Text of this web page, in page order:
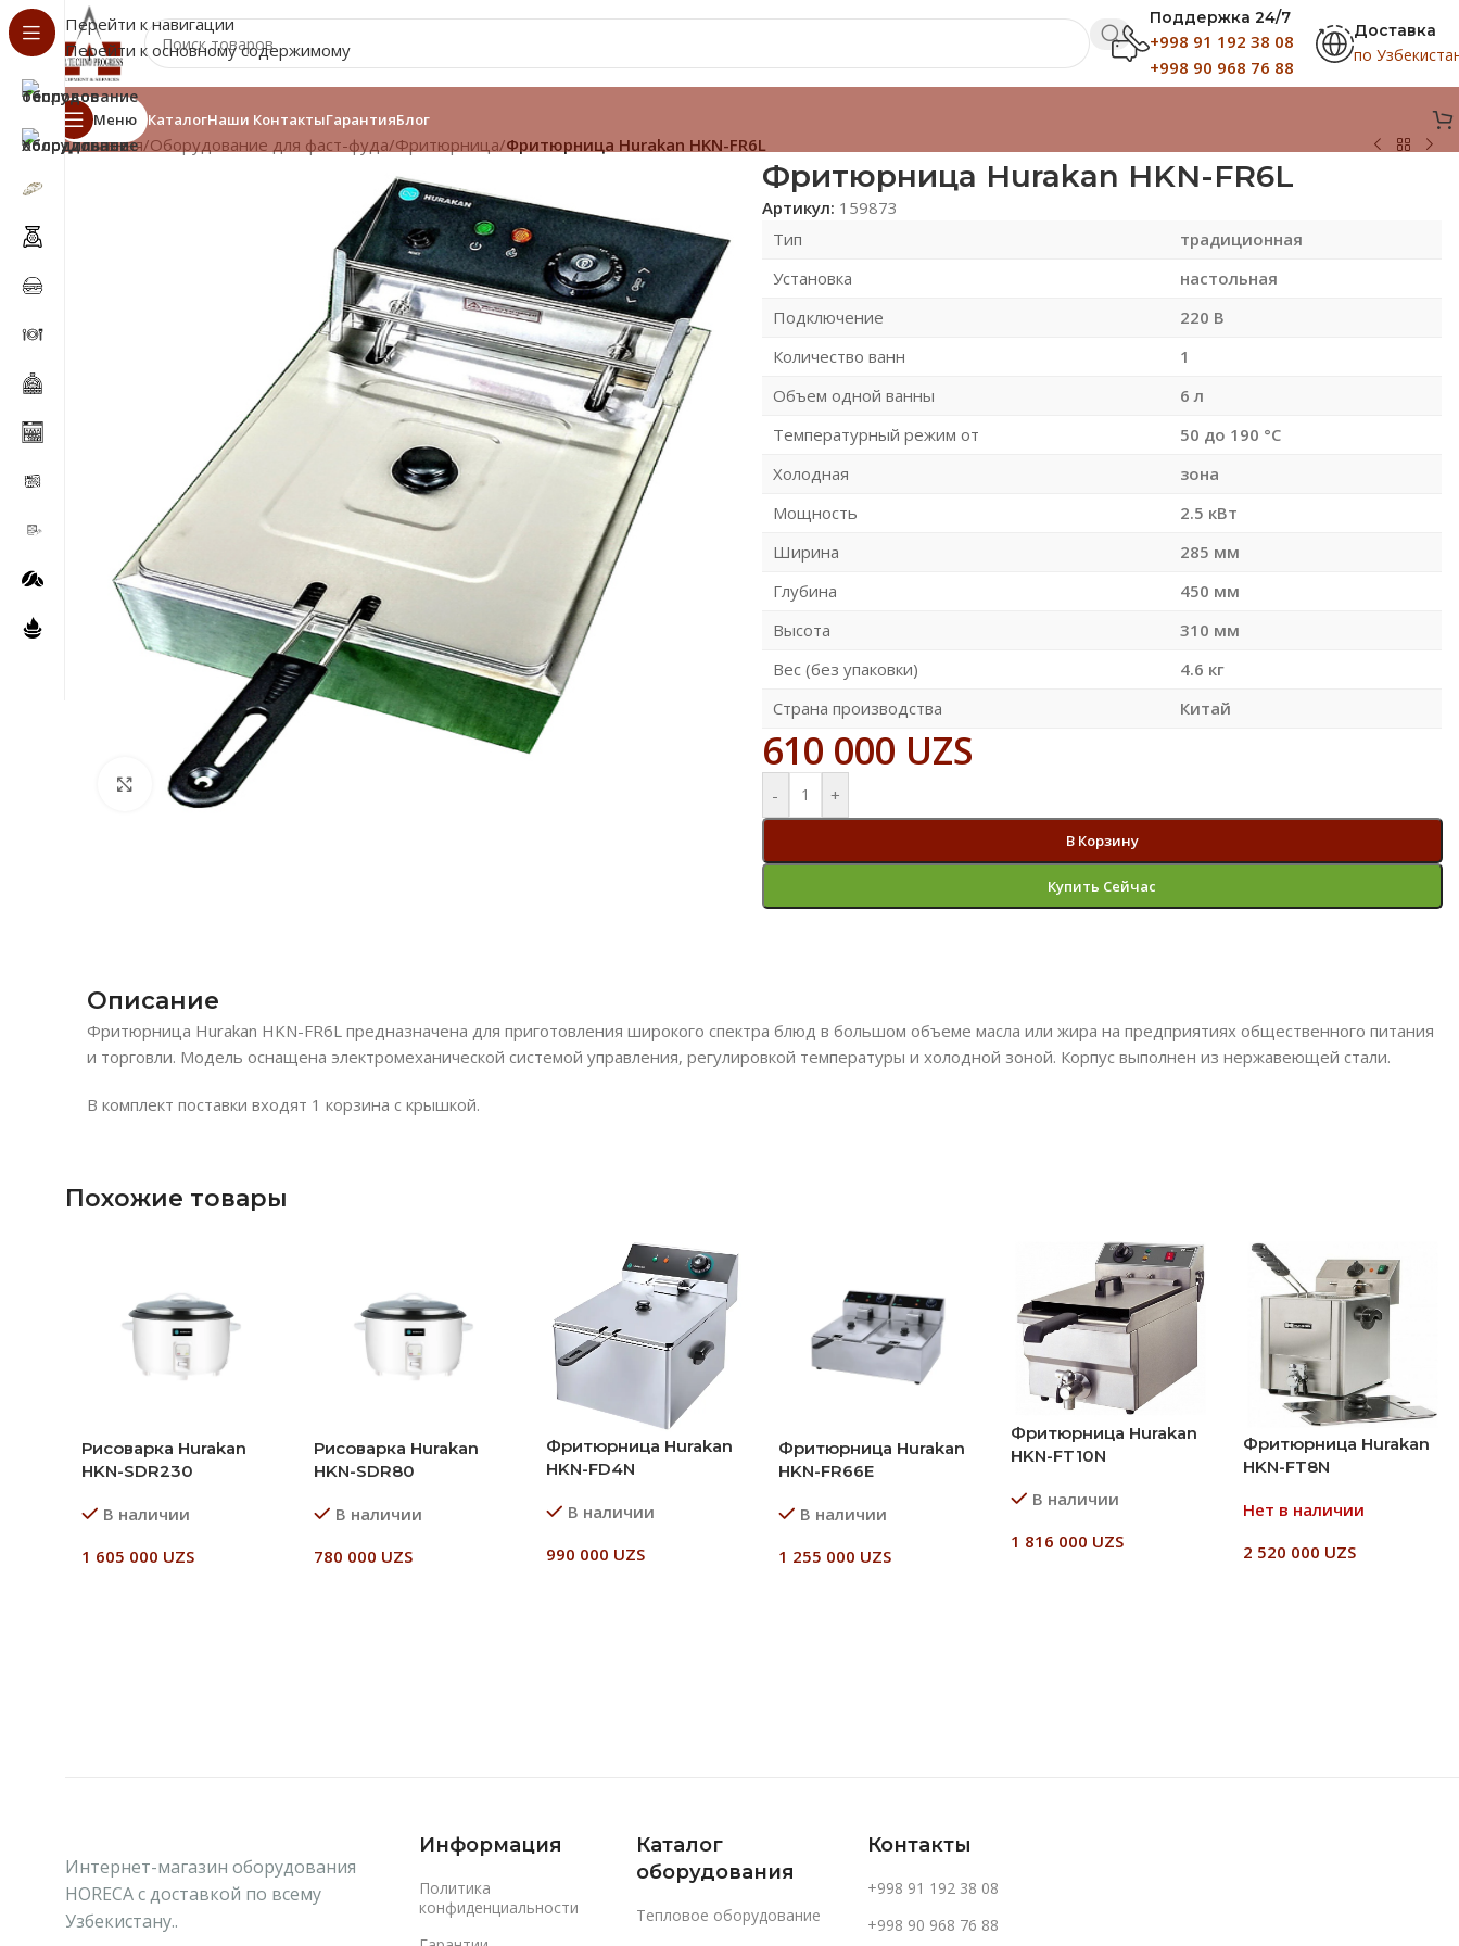
Перейти к навигации
Перейти к основному содержимому
Поддержка 24/7
+998 91 192 38 08
+998 90 968 76 88
Доставка
по
Меню КаталогНаши КонтактыГарантияБлог
Главная/Оборудование для фаст-фуда/Фритюрница/Фритюрница Hurakan HKN-FR6L
Нажмите, чтобы увеличить
Фритюрница Hurakan HKN-FR6L
Артикул: 159873
Тип
традиционная
Установка
настольная
Подключение
220 В
Количество ванн
1
Объем одной ванны
6 л
Температурный режим от
50 до 190 °С
Холодная
зона
Мощность
2.5 кВт
Ширина
285 мм
Глубина
450 мм
Высота
310 мм
Вес (без упаковки)
4.6 кг
Страна производства
Китай
610 000 UZS
- +
В Корзину
Купить Сейчас
Описание
Фритюрница Hurakan HKN-FR6L предназначена для приготовления широкого спектра блюд в большом объеме масла или жира на предприятиях общественного питания
и торговли. Модель оснащена электромеханической системой управления, регулировкой температуры и холодной зоной. Корпус выполнен из нержавеющей стали.
В комплект поставки входят 1 корзина с крышкой.
Похожие товары
Рисоварка Hurakan
HKN-SDR230
В наличии
1 605 000 UZS
Рисоварка Hurakan
HKN-SDR80
В наличии
780 000 UZS
Фритюрница Hurakan
HKN-FD4N
В наличии
990 000 UZS
Фритюрница Hurakan
HKN-FR66E
В наличии
1 255 000 UZS
Фритюрница Hurakan
HKN-FT10N
В наличии
1 816 000 UZS
Фритюрница Hurakan
HKN-FT8N
Нет в наличии
2 520 000 UZS
Интернет-магазин оборудования
HORECA с доставкой по всему
Узбекистану..
Информация
Политика
конфиденциальности
Каталог
оборудования
Тепловое оборудование
Контакты
+998 91 192 38 08
+998 90 968 76 88